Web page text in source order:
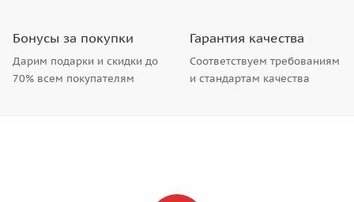
Бонусы за покупки
Дарим подарки и скидки до
70% всем покупателям
Гарантия качества
Соответствуем требованиям
и стандартам качества